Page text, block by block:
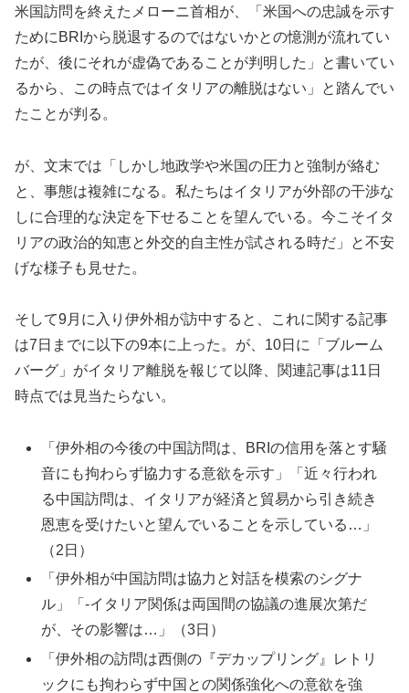
米国訪問を終えたメローニ首相が、「米国への忠誠を示す
ためにBRIから脱退するのではないかとの憶測が流れてい
たが、後にそれが虚偽であることが判明した」と書いてい
るから、この時点ではイタリアの離脱はない」と踏んでい
たことが判る。
が、文末では「しかし地政学や米国の圧力と強制が絡む
と、事態は複雑になる。私たちはイタリアが外部の干渉な
しに合理的な決定を下せることを望んでいる。今こそイタ
リアの政治的知恵と外交的自主性が試される時だ」と不安
げな様子も見せた。
そして9月に入り伊外相が訪中すると、これに関する記事
は7日までに以下の9本に上った。が、10日に「ブルーム
バーグ」がイタリア離脱を報じて以降、関連記事は11日
時点では見当たらない。
「伊外相の今後の中国訪問は、BRIの信用を落とす騒
音にも拘わらず協力する意欲を示す」「近々行われ
る中国訪問は、イタリアが経済と貿易から引き続き
恩恵を受けたいと望んでいることを示している…」
（2日）
「伊外相が中国訪問は協力と対話を模索のシグナ
ル」「-イタリア関係は両国間の協議の進展次第だ
が、その影響は…」（3日）
「伊外相の訪問は西側の『デカップリング』レトリ
ックにも拘わらず中国との関係強化への意欲を強